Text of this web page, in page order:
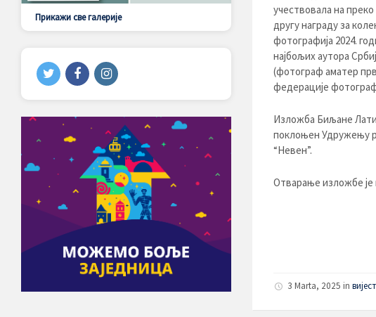
учествовала на
другу награду за
фотографија 2024.
најбољих аутора
(фотограф аматер
федерације
Изложба Биљане
поклоњен Удружењу
“Невен”.
Отварање изложбе је
3 Marta, 2025 in
Прикажи све галерије